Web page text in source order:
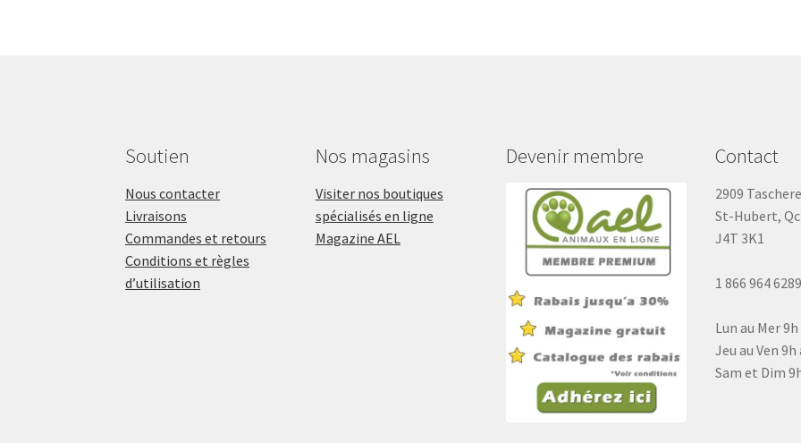
Soutien
Nous contacter
Livraisons
Commandes et retours
Conditions et règles
d’utilisation
Nos magasins
Visiter nos boutiques
spécialisés en ligne
Magazine AEL
Devenir membre Contact
2909
St-Hubert, Qc
J4T 3K1
1 866 964 6289
Lun au Mer 9h
Jeu au Ven 9h
Sam et Dim